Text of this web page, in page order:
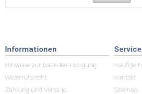
Informationen
Hinweise zur Batterieentsorgung
Widerrufsrecht
Zahlung und Versand
Service
Häufige
Kontakt
Sitemap